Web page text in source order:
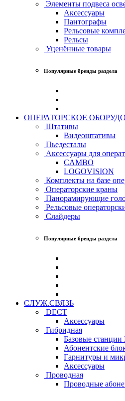
Элементы подвеса
Аксессуары
Пантографы
Рельсовые
Рельсы
Уценённые товары
Популярные бренды раздела
ОПЕРАТОРСКОЕ
Штативы
Видеоштативы
Пьедесталы
Аксессуары для
CAMBO
LOGOVISION
Комплекты на базе
Операторские краны
Панорамирующие
Рельсовые
Слайдеры
Популярные бренды раздела
СЛУЖ.СВЯЗЬ
DECT
Аксессуары
Гибридная
Базовые станции
Абонентские
Гарнитуры и
Аксессуары
Проводная
Проводные